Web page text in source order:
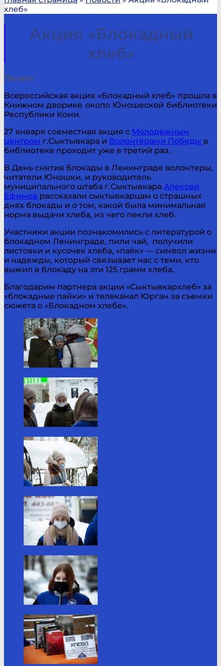
хлеб»
Акция «Блокадный
хлеб»
Печать
Всероссийская акция «Блокадный хлеб» прошла в
Книжном дворике около Юношеской библиотеки
Республики Коми.
27 января совместная акция с Молодежным
центром г.Сыктывкара и Волонтёрами Победы в
библиотеке проходит уже в третий раз.
В День снятия блокады в Ленинграде волонтеры,
читатели Юношки, и руководитель
муниципального штаба г.Сыктывкара Алексей
Ефимов рассказали сыктывкарцам о страшных
днях блокады и о том, какой была минимальная
норма выдачи хлеба, из чего пекли хлеб.
Участники акции познакомились с литературой о
блокадном Ленинграде, пили чай, получили
листовки и кусочек хлеба, «паёк» — символ жизни
и надежды, который связывает нас с теми, кто
выжил в блокаду на эти 125 грамм хлеба.
Благодарим партнера акции «Сыктывкархлеб» за
«блокадные пайки» и телеканал Юрган за съемки
сюжета о «Блокадном хлебе».